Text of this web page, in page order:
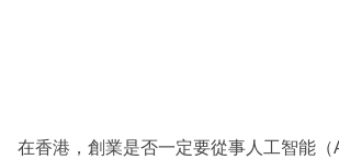
在香港，創業是否一定要從事人工智能